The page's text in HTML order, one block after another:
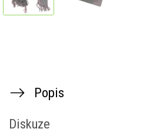
Popis
Diskuze